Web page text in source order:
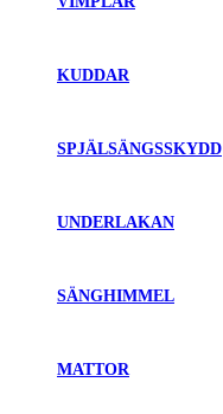
KUDDAR
SPJÄLSÄNGSSKYDD
UNDERLAKAN
SÄNGHIMMEL
MATTOR